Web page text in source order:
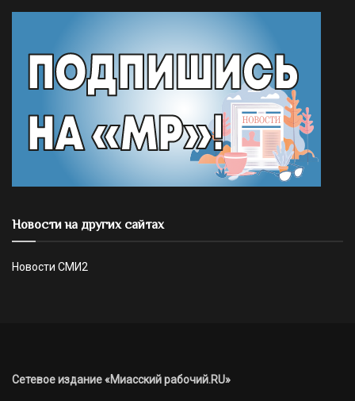
Новости на других сайтах
Новости СМИ2
Сетевое издание «Миасский рабочий.RU»